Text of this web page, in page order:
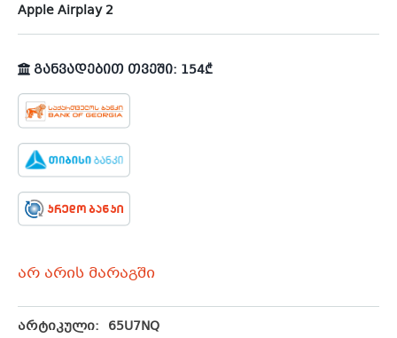
Apple Airplay 2
განვადებით თვეში: 154₾
არ არის მარაგში
არტიკული: 65U7NQ